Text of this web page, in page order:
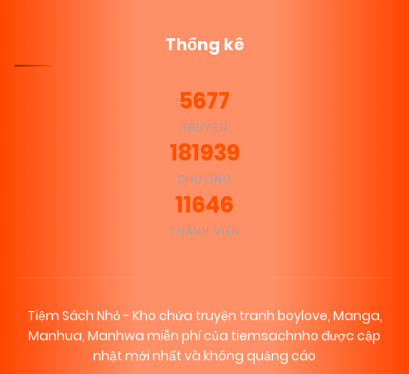
Thống kê
5677
TRUYỆN
181939
CHƯƠNG
11646
THÀNH VIÊN
Tiệm Sách Nhỏ - Kho chứa truyện tranh boylove, Manga,
Manhua, Manhwa miễn phí của tiemsachnho được cập
nhật mới nhất và không quảng cáo